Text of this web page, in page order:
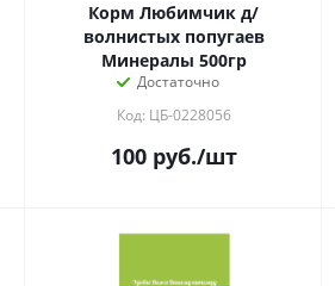
Корм Любимчик д/
волнистых попугаев
Минералы 500гр
Достаточно
Код: ЦБ-0228056
100руб./шт